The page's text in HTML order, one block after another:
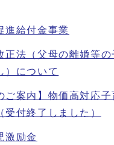
進給付金事業
正法（父母の離婚等の
）について
ご案内】物価高対応子
受付終了しました）
激励金